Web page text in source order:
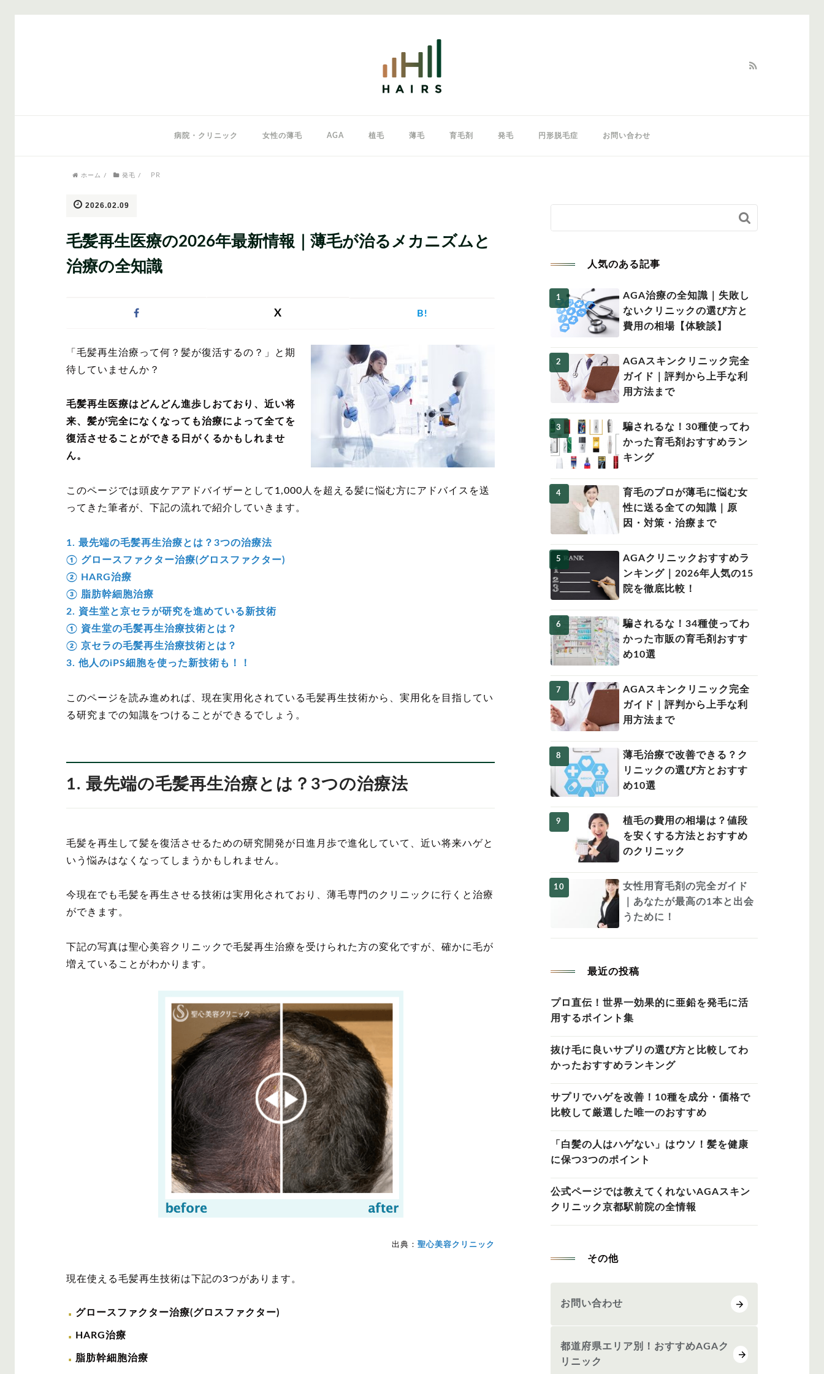
病院・クリニック 女性の薄毛 AGA 植毛 薄毛 育毛剤 発毛 円形脱毛症 お問い合わせ
ホーム / 発毛 / PR
2026.02.09
毛髪再生医療の2026年最新情報｜薄毛が治るメカニズムと
治療の全知識
X B!
「毛髪再生治療って何？髪が復活するの？」と期
待していませんか？
毛髪再生医療はどんどん進歩しおており、近い将
来、髪が完全になくなっても治療によって全てを
復活させることができる日がくるかもしれませ
ん。
このページでは頭皮ケアアドバイザーとして1,000人を超える髪に悩む方にアドバイスを送
ってきた筆者が、下記の流れで紹介していきます。
1. 最先端の毛髪再生治療とは？3つの治療法
① グロースファクター治療(グロスファクター)
② HARG治療
③ 脂肪幹細胞治療
2. 資生堂と京セラが研究を進めている新技術
① 資生堂の毛髪再生治療技術とは？
② 京セラの毛髪再生治療技術とは？
3. 他人のiPS細胞を使った新技術も！！
このページを読み進めれば、現在実用化されている毛髪再生技術から、実用化を目指してい
る研究までの知識をつけることができるでしょう。
1. 最先端の毛髪再生治療とは？3つの治療法
毛髪を再生して髪を復活させるための研究開発が日進月歩で進化していて、近い将来ハゲと
いう悩みはなくなってしまうかもしれません。
今現在でも毛髪を再生させる技術は実用化されており、薄毛専門のクリニックに行くと治療
ができます。
下記の写真は聖心美容クリニックで毛髪再生治療を受けられた方の変化ですが、確かに毛が
増えていることがわかります。
出典：聖心美容クリニック
現在使える毛髪再生技術は下記の3つがあります。
グロースファクター治療(グロスファクター)
HARG治療
脂肪幹細胞治療

人気のある記事
AGA治療の全知識｜失敗し
ないクリニックの選び方と
費用の相場【体験談】
AGAスキンクリニック完全
ガイド｜評判から上手な利
用方法まで
騙されるな！30種使ってわ
かった育毛剤おすすめラン
キング
育毛のプロが薄毛に悩む女
性に送る全ての知識｜原
因・対策・治療まで
AGAクリニックおすすめラ
ンキング｜2026年人気の15
院を徹底比較！
騙されるな！34種使ってわ
かった市販の育毛剤おすす
め10選
AGAスキンクリニック完全
ガイド｜評判から上手な利
用方法まで
薄毛治療で改善できる？ク
リニックの選び方とおすす
め10選
植毛の費用の相場は？値段
を安くする方法とおすすめ
のクリニック
女性用育毛剤の完全ガイド
｜あなたが最高の1本と出会
うために！
最近の投稿
プロ直伝！世界一効果的に亜鉛を発毛に活
用するポイント集
抜け毛に良いサプリの選び方と比較してわ
かったおすすめランキング
サプリでハゲを改善！10種を成分・価格で
比較して厳選した唯一のおすすめ
「白髪の人はハゲない」はウソ！髪を健康
に保つ3つのポイント
公式ページでは教えてくれないAGAスキン
クリニック京都駅前院の全情報
その他
お問い合わせ
都道府県エリア別！おすすめAGAク
リニック
医師監修
AGA M字はげ つむじハゲ 女性の薄毛
かつら・ヴ